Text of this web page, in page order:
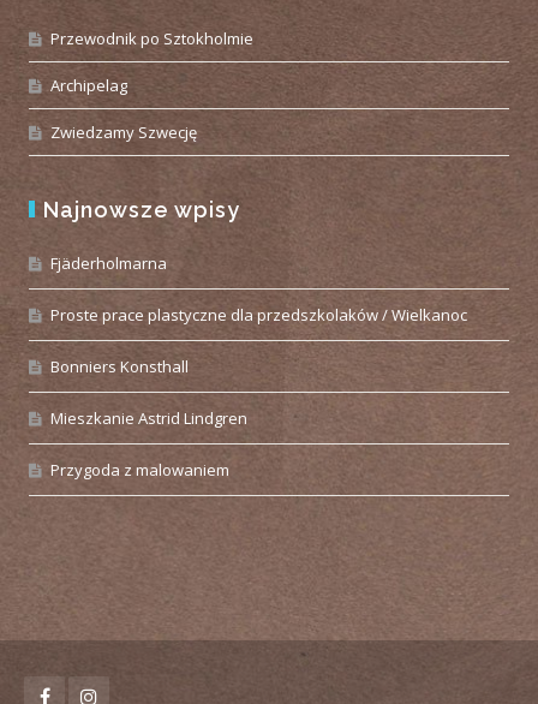
Przewodnik po Sztokholmie
Archipelag
Zwiedzamy Szwecję
Najnowsze wpisy
Fjäderholmarna
Proste prace plastyczne dla przedszkolaków / Wielkanoc
Bonniers Konsthall
Mieszkanie Astrid Lindgren
Przygoda z malowaniem